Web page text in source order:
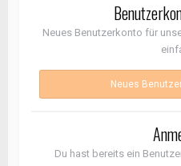
Neues Benutzerkonto für
Neues
Du hast bereits ein